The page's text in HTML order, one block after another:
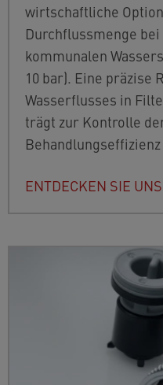
wirtschaftliche
Durchflussmenge
kommunalen
10 bar). Eine präzise
Wasserflusses in
trägt zur Kontrolle
ENTDECKEN SIE